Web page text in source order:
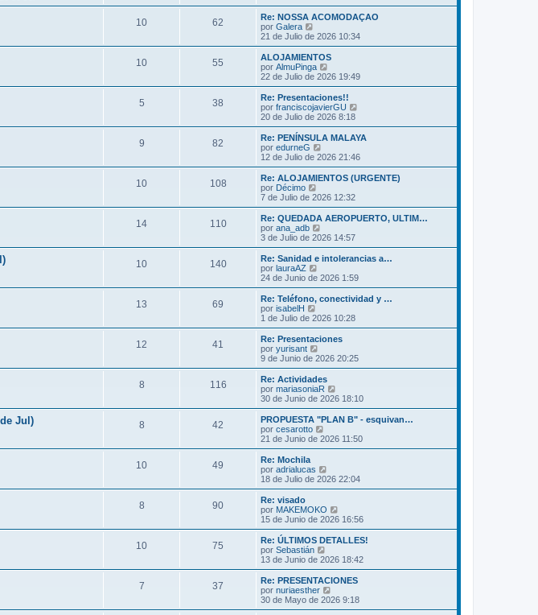
e
n
s
j
e
m
o
e
n
s
a
j
e
ú
l
i
m
o
e
n
s
a
j
e
10 62
Re: NOSSA ACOMODAÇAO
por Galera
e
r
ú
l
t
m
o
m
e
s
a
j
e
21 de Julio de 2026 10:34
10 55
ALOJAMIENTOS
por AlmuPinga
e
r
ú
l
t
m
o
m
e
s
j
e
22 de Julio de 2026 19:49
5 38
Re: Presentaciones!!
por franciscojavierGU
r
ú
t
m
o
s
e
20 de Julio de 2026 8:18
9 82
Re: PENÍNSULA MALAYA
por edurneG
e
r
ú
t
m
o
m
e
s
j
e
12 de Julio de 2026 21:46
10 108
Re: ALOJAMIENTOS (URGENTE)
por Décimo
e
r
ú
l
t
m
o
m
e
s
j
e
7 de Julio de 2026 12:32
14 110
Re: QUEDADA AEROPUERTO, ULTIM…
por ana_adb
e
r
ú
t
o
m
e
s
j
e
3 de Julio de 2026 14:57
10 140
Re: Sanidad e intolerancias a…
por lauraAZ
e
r
ú
t
m
o
m
e
s
a
e
24 de Junio de 2026 1:59
13 69
Re: Teléfono, conectividad y …
por isabelH
e
r
ú
l
t
m
o
m
e
s
a
j
e
1 de Julio de 2026 10:28
12 41
Re: Presentaciones
por yurisant
e
r
ú
l
t
m
o
m
e
a
j
e
9 de Junio de 2026 20:25
8 116
Re: Actividades
por mariasoniaR
e
r
ú
t
m
e
a
j
e
30 de Junio de 2026 18:10
Jul) 8 42
PROPUESTA "PLAN B" - esquivan…
por cesarotto
e
r
l
t
o
m
e
s
a
j
e
21 de Junio de 2026 11:50
10 49
Re: Mochila
por adrialucas
e
r
t
m
o
m
e
s
a
j
18 de Julio de 2026 22:04
8 90
Re: visado
por MAKEMOKO
e
r
ú
t
m
o
m
e
15 de Junio de 2026 16:56
10 75
Re: ÚLTIMOS DETALLES!
por Sebastián
e
r
ú
l
t
13 de Junio de 2026 18:42
7 37
Re: PRESENTACIONES
por nuriaesther
e
r
30 de Mayo de 2026 9:18